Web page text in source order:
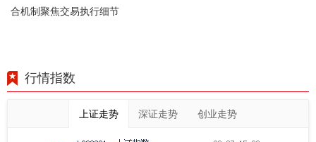
合机制聚焦交易执行细节
行情指数
上证走势 深证走势 创业走势